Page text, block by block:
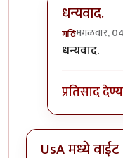
धन्यवाद.
गविमंगळवार,
In reply to
धन्यवाद.
प्रतिसाद
UsA मध्ये